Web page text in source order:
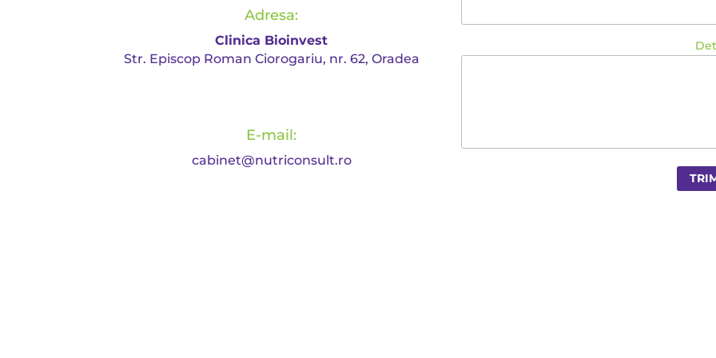
Adresa:
Clinica Bioinvest
Str. Episcop Roman Ciorogariu, nr. 62, Oradea
E-mail:
cabinet@nutriconsult.ro